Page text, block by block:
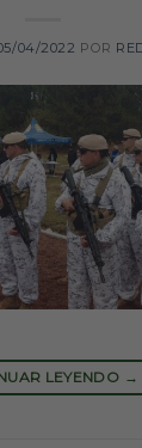
04/2022 POR
LEYENDO →